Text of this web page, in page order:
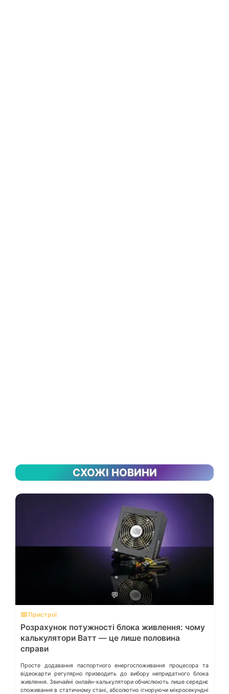
СХОЖІ НОВИНИ
💬
⌨️ Пристрої
Розрахунок потужності блока живлення: чому
калькулятори Ватт — це лише половина
справи
Просте додавання паспортного енергоспоживання процесора та
відеокарти регулярно призводить до вибору непридатного блока
живлення. Звичайні онлайн-калькулятори обчислюють лише середнє
споживання в статичному стані, абсолютно ігноруючи мікросекундні